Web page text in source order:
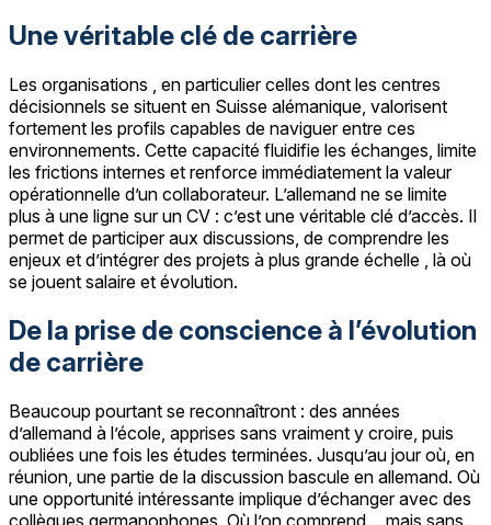
Une véritable clé de carrière
Les organisations , en particulier celles dont les centres
décisionnels se situent en Suisse alémanique, valorisent
fortement les profils capables de naviguer entre ces
environnements. Cette capacité fluidifie les échanges, limite
les frictions internes et renforce immédiatement la valeur
opérationnelle d’un collaborateur. L’allemand ne se limite
plus à une ligne sur un CV : c’est une véritable clé d’accès. Il
permet de participer aux discussions, de comprendre les
enjeux et d’intégrer des projets à plus grande échelle , là où
se jouent salaire et évolution.
De la prise de conscience à l’évolution
de carrière
Beaucoup pourtant se reconnaîtront : des années
d’allemand à l’école, apprises sans vraiment y croire, puis
oubliées une fois les études terminées. Jusqu’au jour où, en
réunion, une partie de la discussion bascule en allemand. Où
une opportunité intéressante implique d’échanger avec des
collègues germanophones. Où l’on comprend… mais sans